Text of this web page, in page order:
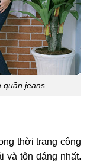
quần jeans
thời trang công
và tôn dáng nhất.